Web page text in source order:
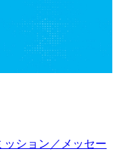
ッション／メッセー